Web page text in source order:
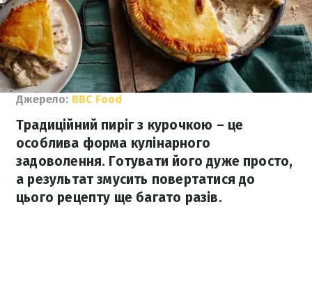
Джерело: ВВС Food
Традиційний пиріг з курочкою – це
особлива форма кулінарного
задоволення. Готувати його дуже просто,
а результат змусить повертатися до
цього рецепту ще багато разів.